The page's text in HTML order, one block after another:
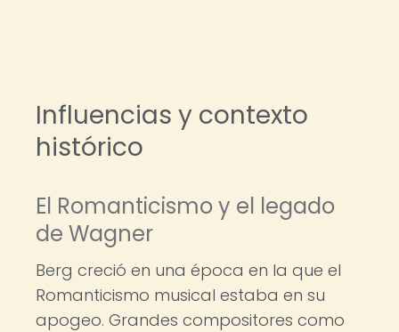
Influencias y contexto
histórico
El Romanticismo y el legado
de Wagner
Berg creció en una época en la que el
Romanticismo musical estaba en su
apogeo. Grandes compositores como